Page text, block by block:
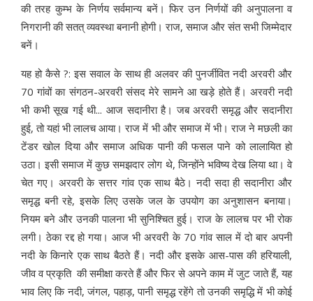
की तरह कुम्भ के निर्णय सर्वमान्य बनें। फिर उन निर्णयों की अनुपालना व
निगरानी की सतत् व्यवस्था बनानी होगी। राज, समाज और संत सभी जिम्मेदार
बनें।
यह हो कैसे ?: इस सवाल के साथ ही अलवर की पुनर्जीवित नदी अरवरी और
70 गांवों का संगठन-अरवरी संसद मेरे सामने आ खड़े होते हैं। अरवरी नदी
भी कभी सूख गई थी... आज सदानीरा है। जब अरवरी समृद्ध और सदानीरा
हुई, तो यहां भी लालच आया। राज में भी और समाज में भी। राज ने मछली का
टेंडर खोल दिया और समाज अधिक पानी की फसल पाने को लालायित हो
उठा। इसी समाज में कुछ समझदार लोग थे, जिन्होंने भविष्य देख लिया था। वे
चेत गए। अरवरी के सत्तर गांव एक साथ बैठे। नदी सदा ही सदानीरा और
समृद्ध बनी रहे, इसके लिए उसके जल के उपयोग का अनुशासन बनाया।
नियम बने और उनकी पालना भी सुनिश्चित हुई। राज के लालच पर भी रोक
लगी। ठेका रद्द हो गया। आज भी अरवरी के 70 गांव साल में दो बार अपनी
नदी के किनारे एक साथ बैठते हैं। नदी और इसके आस-पास की हरियाली,
जीव व प्रकृति की समीक्षा करते हैं और फिर से अपने काम में जुट जाते हैं, यह
भाव लिए कि नदी, जंगल, पहाड़, पानी समृद्ध रहेंगे तो उनकी समृद्धि में भी कोई